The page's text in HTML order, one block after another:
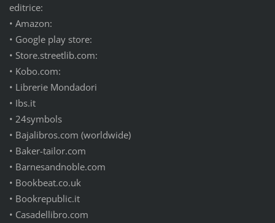
editrice:
• Amazon:
• Google play store:
• Store.streetlib.com:
• Kobo.com:
• Librerie Mondadori
• Ibs.it
• 24symbols
• Bajalibros.com (worldwide)
• Baker-tailor.com
• Barnesandnoble.com
• Bookbeat.co.uk
• Bookrepublic.it
• Casadellibro.com